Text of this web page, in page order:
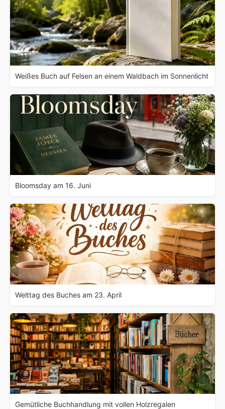
Weißes Buch auf Felsen an einem Waldbach im Sonnenlicht
Bloomsday am 16. Juni
Welttag des Buches am 23. April
Gemütliche Buchhandlung mit vollen Holzregalen